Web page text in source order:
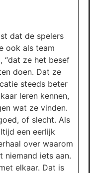
dat de spelers
ook als team
“dat ze het besef
doen. Dat ze
steeds beter
leren kennen,
wat ze vinden.
of slecht. Als
een eerlijk
over waarom
niemand iets aan.
elkaar. Dat is